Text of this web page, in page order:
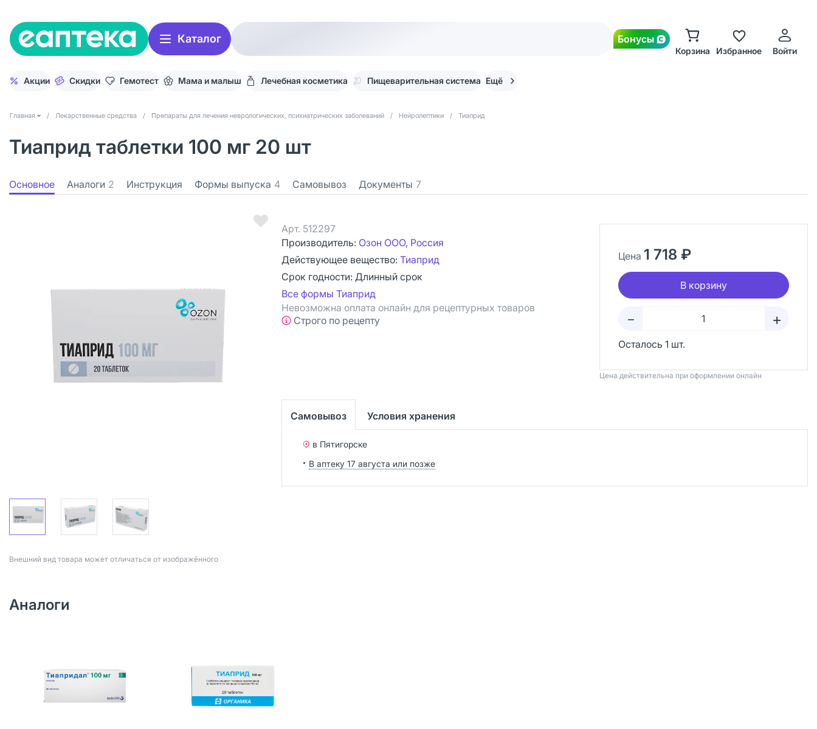
Каталог Бонусы
Корзина Избранное Войти
Акции Скидки Гемотест Мама и малыш Лечебная косметика Пищеварительная система Ещё
Главная / Лекарственные средства / Препараты для лечения неврологических, психиатрических заболеваний / Нейролептики / Тиаприд
Тиаприд таблетки 100 мг 20 шт
Основное Аналоги 2 Инструкция Формы выпуска 4 Самовывоз Документы 7
Bнешний вид товара может отличаться от изображённого
Арт. 512297
Производитель: Озон ООО, Россия
Действующее вещество: Тиаприд
Срок годности: Длинный срок
Все формы Тиаприд
Невозможна оплата онлайн для рецептурных товаров
Строго по рецепту
Цена 1 718 ₽
В корзину
– +
Осталось 1 шт.
Цена действительна при оформлении онлайн
Самовывоз Условия хранения
в Пятигорске
В аптеку 17 августа или позже
Аналоги